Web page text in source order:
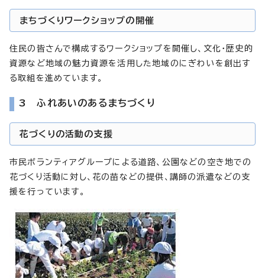
まちづくりワークショップの開催
住民の皆さんで構成するワークショップを開催し、文化・歴史的
資源など地域の魅力資源を活用した地域のにぎわいを創出す
る取組を進めています。
3 ふれあいのあるまちづくり
花づくりの活動の支援
市民ボランティアグループによる道路、公園などの空き地での
花づくり活動に対し、花の苗などの提供、講師の派遣などの支
援を行っています。